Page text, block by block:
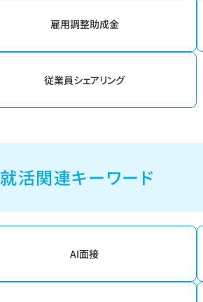
雇用調整助成金
従業員シェアリング
就活関連キーワード
AI面接